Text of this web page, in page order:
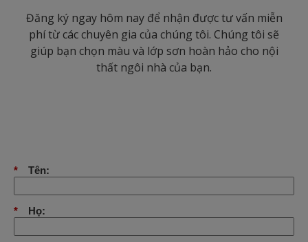
Đăng ký ngay hôm nay để nhận được tư vấn miễn
phí từ các chuyên gia của chúng tôi. Chúng tôi sẽ
giúp bạn chọn màu và lớp sơn hoàn hảo cho nội
thất ngôi nhà của bạn.